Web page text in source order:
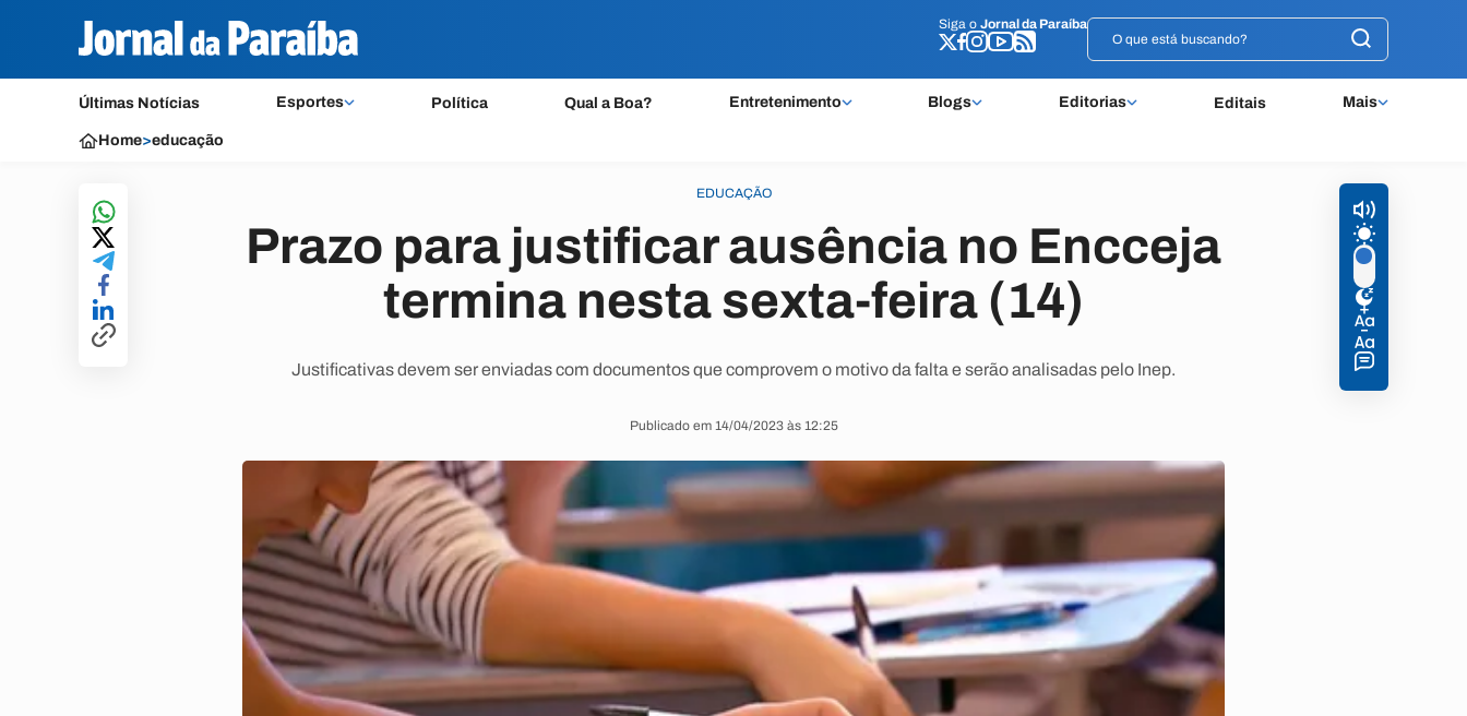
Siga o Jornal da Paraíba
Últimas Notícias Esportes Política Qual a Boa? Entretenimento Blogs Editorias Editais Mais
Siga o Jornal da Paraíba
Home>educação
EDUCAÇÃO
Prazo para justificar ausência no Encceja
termina nesta sexta-feira (14)
Justificativas devem ser enviadas com documentos que comprovem o motivo da falta e serão analisadas pelo Inep.
Publicado em 14/04/2023 às 12:25